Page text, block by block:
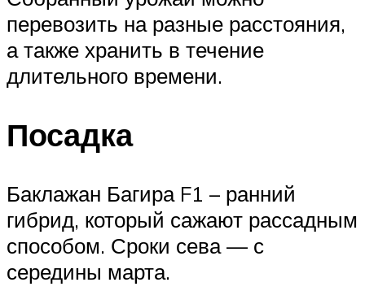
перевозить на разные расстояния,
а также хранить в течение
длительного времени.
Посадка
Баклажан Багира F1 – ранний
гибрид, который сажают рассадным
способом. Сроки сева — с
середины марта.